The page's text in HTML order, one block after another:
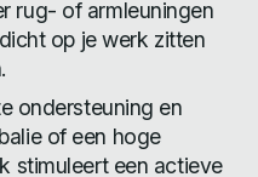
rug- of armleuningen
op je werk zitten
ondersteuning en
of een hoge
stimuleert een actieve